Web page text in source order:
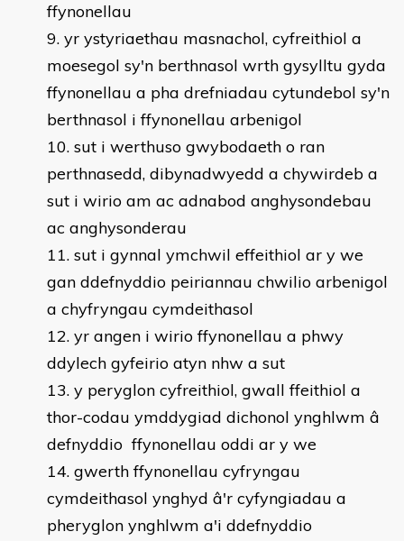
ffynonellau
yr ystyriaethau masnachol, cyfreithiol a
moesegol sy'n berthnasol wrth gysylltu gyda
ffynonellau a pha drefniadau cytundebol sy'n
berthnasol i ffynonellau arbenigol
sut i werthuso gwybodaeth o ran
perthnasedd, dibynadwyedd a chywirdeb a
sut i wirio am ac adnabod anghysondebau
ac anghysonderau
sut i gynnal ymchwil effeithiol ar y we
gan ddefnyddio peiriannau chwilio arbenigol
a chyfryngau cymdeithasol
yr angen i wirio ffynonellau a phwy
ddylech gyfeirio atyn nhw a sut
y peryglon cyfreithiol, gwall ffeithiol a
thor-codau ymddygiad dichonol ynghlwm â
defnyddio ffynonellau oddi ar y we
gwerth ffynonellau cyfryngau
cymdeithasol ynghyd â'r cyfyngiadau a
pheryglon ynghlwm a'i ddefnyddio